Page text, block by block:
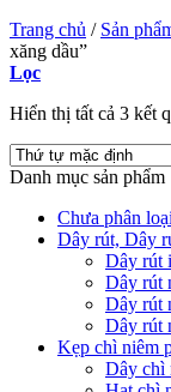
Trang chủ / Sản
xăng dầu”
Lọc
Hiển thị tất cả 3 kết
Danh mục sản phẩm
Chưa phân loại
Dây rút, Dây
Dây rút
Dây rút
Dây rút
Dây rút
Kẹp chì niêm
Dây chì